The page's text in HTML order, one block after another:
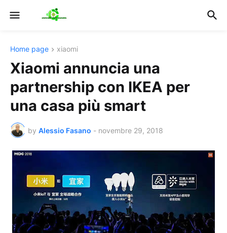
Home page xiaomi
Xiaomi annuncia una
partnership con IKEA per
una casa più smart
by Alessio Fasano - novembre 29, 2018